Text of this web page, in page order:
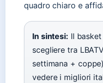
quadro chiaro e
In sintesi: Il
scegliere tra
settimana +
vedere i migliori